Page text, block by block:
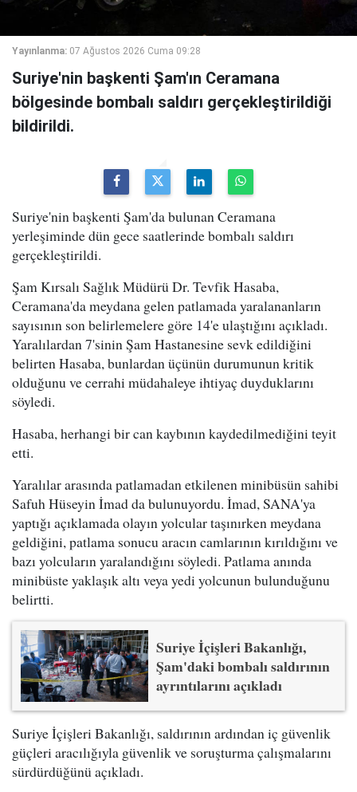
Yayınlanma: 07 Ağustos 2026 Cuma 09:28
Suriye'nin başkenti Şam'ın Ceramana
bölgesinde bombalı saldırı gerçekleştirildiği
bildirildi.
Suriye'nin başkenti Şam'da bulunan Ceramana
yerleşiminde dün gece saatlerinde bombalı saldırı
gerçekleştirildi.
Şam Kırsalı Sağlık Müdürü Dr. Tevfik Hasaba,
Ceramana'da meydana gelen patlamada yaralananların
sayısının son belirlemelere göre 14'e ulaştığını açıkladı.
Yaralılardan 7'sinin Şam Hastanesine sevk edildiğini
belirten Hasaba, bunlardan üçünün durumunun kritik
olduğunu ve cerrahi müdahaleye ihtiyaç duyduklarını
söyledi.
Hasaba, herhangi bir can kaybının kaydedilmediğini teyit
etti.
Yaralılar arasında patlamadan etkilenen minibüsün sahibi
Safuh Hüseyin İmad da bulunuyordu. İmad, SANA'ya
yaptığı açıklamada olayın yolcular taşınırken meydana
geldiğini, patlama sonucu aracın camlarının kırıldığını ve
bazı yolcuların yaralandığını söyledi. Patlama anında
minibüste yaklaşık altı veya yedi yolcunun bulunduğunu
belirtti.
Suriye İçişleri Bakanlığı,
Şam'daki bombalı saldırının
ayrıntılarını açıkladı
Suriye İçişleri Bakanlığı, saldırının ardından iç güvenlik
güçleri aracılığıyla güvenlik ve soruşturma çalışmalarını
sürdürdüğünü açıkladı.